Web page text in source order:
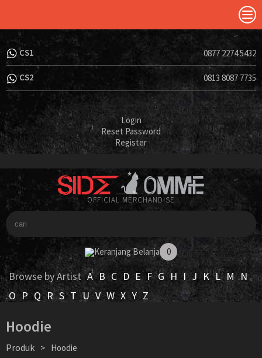
CS1 0877 2274 5432
CS2 0813 8087 7735
Login
Reset Password
Register
OFFICIAL MERCHANDISE
Keranjang Belanja 0
Browse by Artist A B C D E F G H I J K L M
N
O P Q R S T U V W X Y Z
Hoodie
Produk > Hoodie